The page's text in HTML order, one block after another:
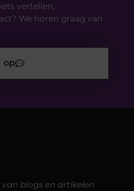
vertellen,
We horen graag van
op
blogs en artikelen